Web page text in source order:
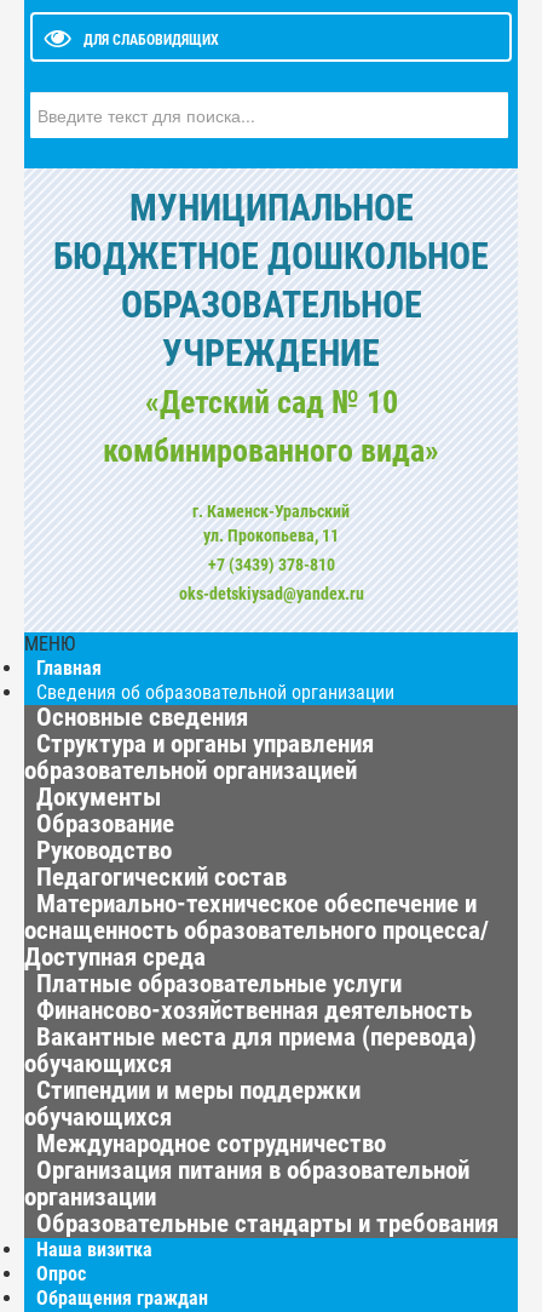
ДЛЯ СЛАБОВИДЯЩИХ
МУНИЦИПАЛЬНОЕ
БЮДЖЕТНОЕ ДОШКОЛЬНОЕ
ОБРАЗОВАТЕЛЬНОЕ
УЧРЕЖДЕНИЕ
«Детский сад № 10
комбинированного вида»
г. Каменск-Уральский
ул. Прокопьева, 11
+7 (3439) 378-810
oks-detskiysad@yandex.ru
МЕНЮ
Главная
Сведения об образовательной организации
Основные сведения
Структура и органы управления
образовательной организацией
Документы
Образование
Руководство
Педагогический состав
Материально-техническое обеспечение и
оснащенность образовательного процесса/
Доступная среда
Платные образовательные услуги
Финансово-хозяйственная деятельность
Вакантные места для приема (перевода)
обучающихся
Стипендии и меры поддержки
обучающихся
Международное сотрудничество
Организация питания в образовательной
организации
Образовательные стандарты и требования
Наша визитка
Опрос
Обращения граждан